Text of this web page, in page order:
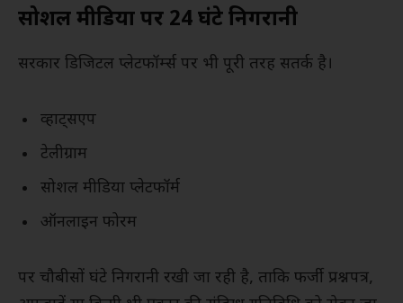
सोशल मीडिया पर 24 घंटे निगरानी
सरकार डिजिटल प्लेटफॉर्म्स पर भी पूरी तरह सतर्क है।
व्हाट्सएप
टेलीग्राम
सोशल मीडिया प्लेटफॉर्म
ऑनलाइन फोरम
पर चौबीसों घंटे निगरानी रखी जा रही है, ताकि फर्जी प्रश्नपत्र,